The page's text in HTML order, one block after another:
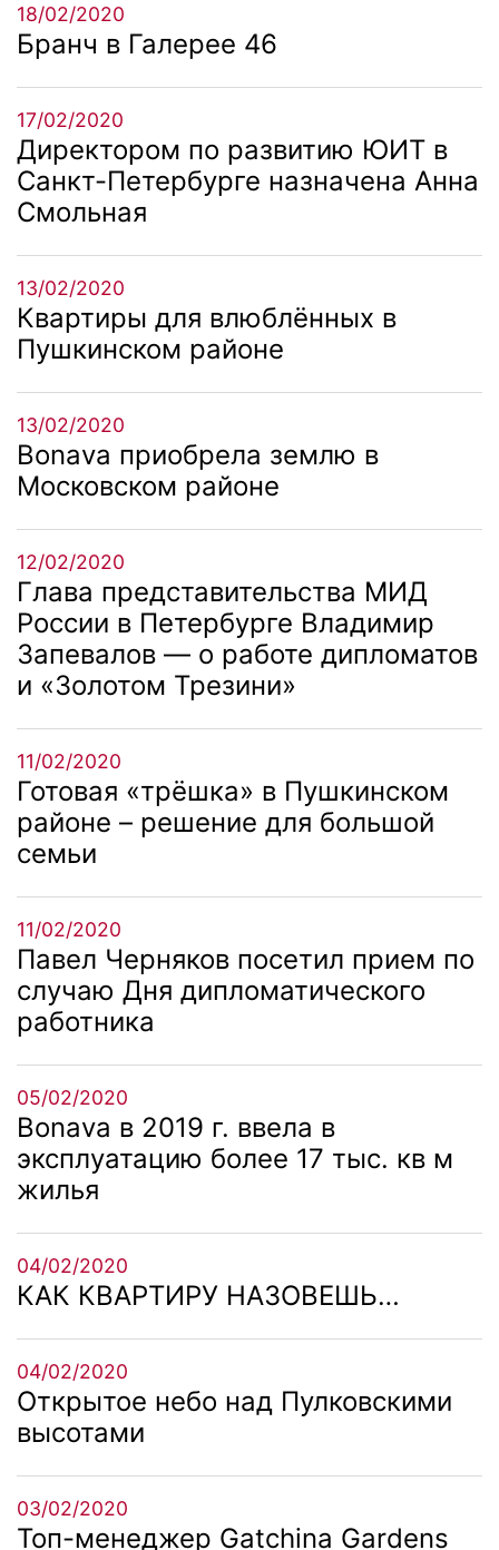
18/02/2020
Бранч в Галерее 46
17/02/2020
Директором по развитию ЮИТ в
Санкт-Петербурге назначена Анна
Смольная
13/02/2020
Квартиры для влюблённых в
Пушкинском районе
13/02/2020
Bonava приобрела землю в
Московском районе
12/02/2020
Глава представительства МИД
России в Петербурге Владимир
Запевалов — о работе дипломатов
и «Золотом Трезини»
11/02/2020
Готовая «трёшка» в Пушкинском
районе – решение для большой
семьи
11/02/2020
Павел Черняков посетил прием по
случаю Дня дипломатического
работника
05/02/2020
Bonava в 2019 г. ввела в
эксплуатацию более 17 тыс. кв м
жилья
04/02/2020
КАК КВАРТИРУ НАЗОВЕШЬ…
04/02/2020
Открытое небо над Пулковскими
высотами
03/02/2020
Топ-менеджер Gatchina Gardens